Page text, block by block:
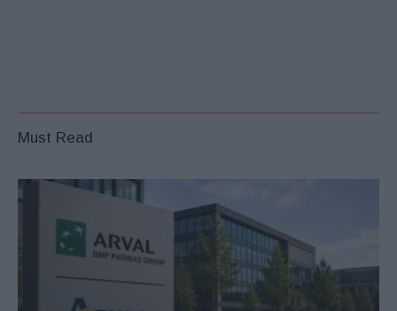
Must Read